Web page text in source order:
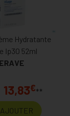
Hydratante
Ip30 52ml
13,83€**
AJOUTER